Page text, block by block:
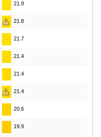
21.9
21.8
21.7
21.4
21.4
21.4
20.6
19.9